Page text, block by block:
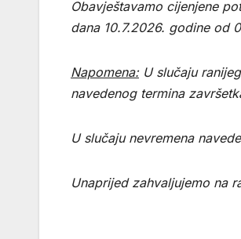
Obavještavamo cijenjene
dana 10.7.2026. godine od
Napomena:U slučaju
navedenog termina
U slučaju nevremena
Unaprijed zahvaljujemo na